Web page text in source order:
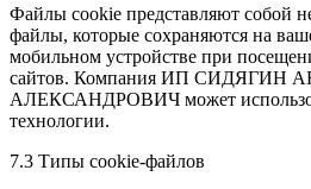
Файлы cookie представляют собой
файлы, которые сохраняются на
мобильном устройстве при
сайтов. Компания ИП СИДЯГИН
АЛЕКСАНДРОВИЧ может
технологии.
7.3 Типы cookie-файлов